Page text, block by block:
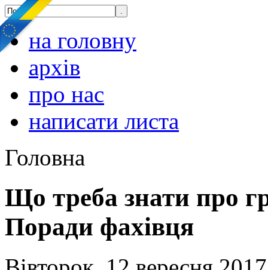
на головну
архів
про нас
написати листа
Головна
Що треба знати про
Поради фахівця